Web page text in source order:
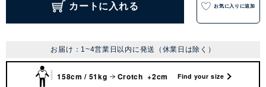
カートに入れる お気に入りに追加
お届け：1~4営業日以内に発送（休業日は除く）
158cm / 51kg Crotch +2cm Find your size